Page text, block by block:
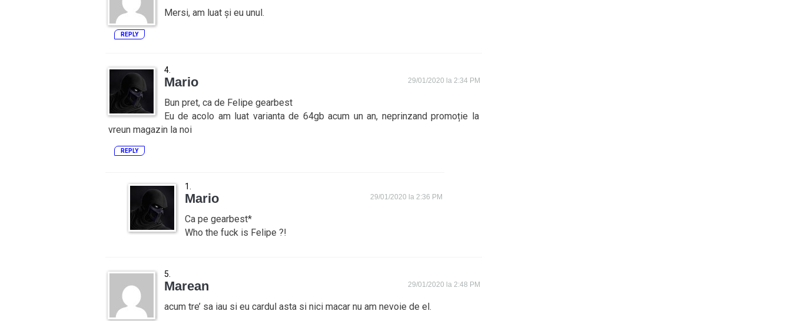
Mersi, am luat și eu unul.
REPLY
Mario 29/01/2020 la 2:34 PM
Bun pret, ca de Felipe gearbest
Eu de acolo am luat varianta de 64gb acum un an, neprinzand promoție la
vreun magazin la noi
REPLY
Mario 29/01/2020 la 2:36 PM
Ca pe gearbest*
Who the fuck is Felipe ?!
Marean 29/01/2020 la 2:48 PM
acum tre’ sa iau si eu cardul asta si nici macar nu am nevoie de el.